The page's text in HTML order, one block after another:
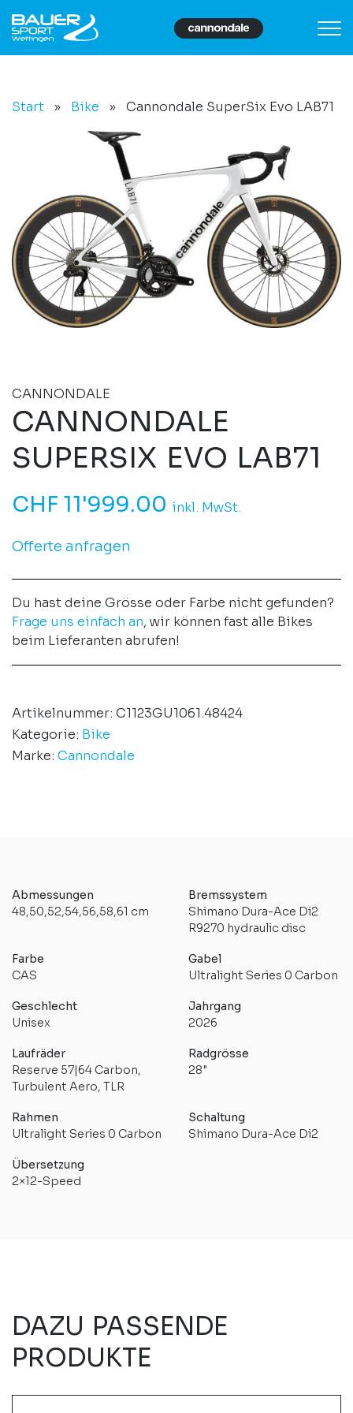
Start » Bike » Cannondale SuperSix Evo LAB71
CANNONDALE
CANNONDALE
SUPERSIX EVO LAB71
CHF 11'999.00 inkl. MwSt.
Offerte anfragen
Du hast deine Grösse oder Farbe nicht gefunden?
Frage uns einfach an, wir können fast alle Bikes
beim Lieferanten abrufen!
Artikelnummer: C1123GU1061.48424
Kategorie: Bike
Marke: Cannondale
Abmessungen
48,50,52,54,56,58,61 cm
Bremssystem
Shimano Dura-Ace Di2
R9270 hydraulic disc
Farbe
CAS
Gabel
Ultralight Series 0 Carbon
Geschlecht
Unisex
Jahrgang
2026
Laufräder
Reserve 57|64 Carbon,
Turbulent Aero, TLR
Radgrösse
28"
Rahmen
Ultralight Series 0 Carbon
Schaltung
Shimano Dura-Ace Di2
Übersetzung
2×12-Speed
DAZU PASSENDE
PRODUKTE